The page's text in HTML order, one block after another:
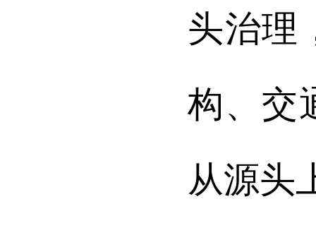
头治理
构、交
从源头